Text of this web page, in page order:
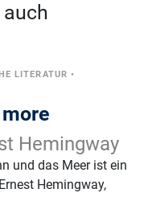
LITERATUR •
Hemingway
und das Meer ist ein
Hemingway,